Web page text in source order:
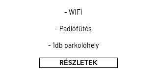
- WIFI
- Padlófűtés
- 1db parkolóhely
RÉSZLETEK